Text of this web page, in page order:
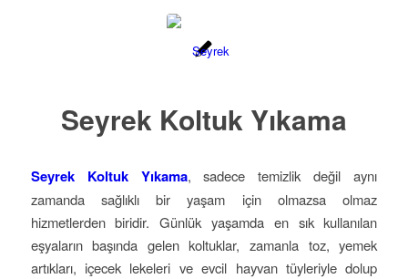
Seyrek Koltuk Yıkama
Seyrek Koltuk Yıkama, sadece temizlik değil aynı
zamanda sağlıklı bir yaşam için olmazsa olmaz
hizmetlerden biridir. Günlük yaşamda en sık kullanılan
eşyaların başında gelen koltuklar, zamanla toz, yemek
artıkları, içecek lekeleri ve evcil hayvan tüyleriyle dolup